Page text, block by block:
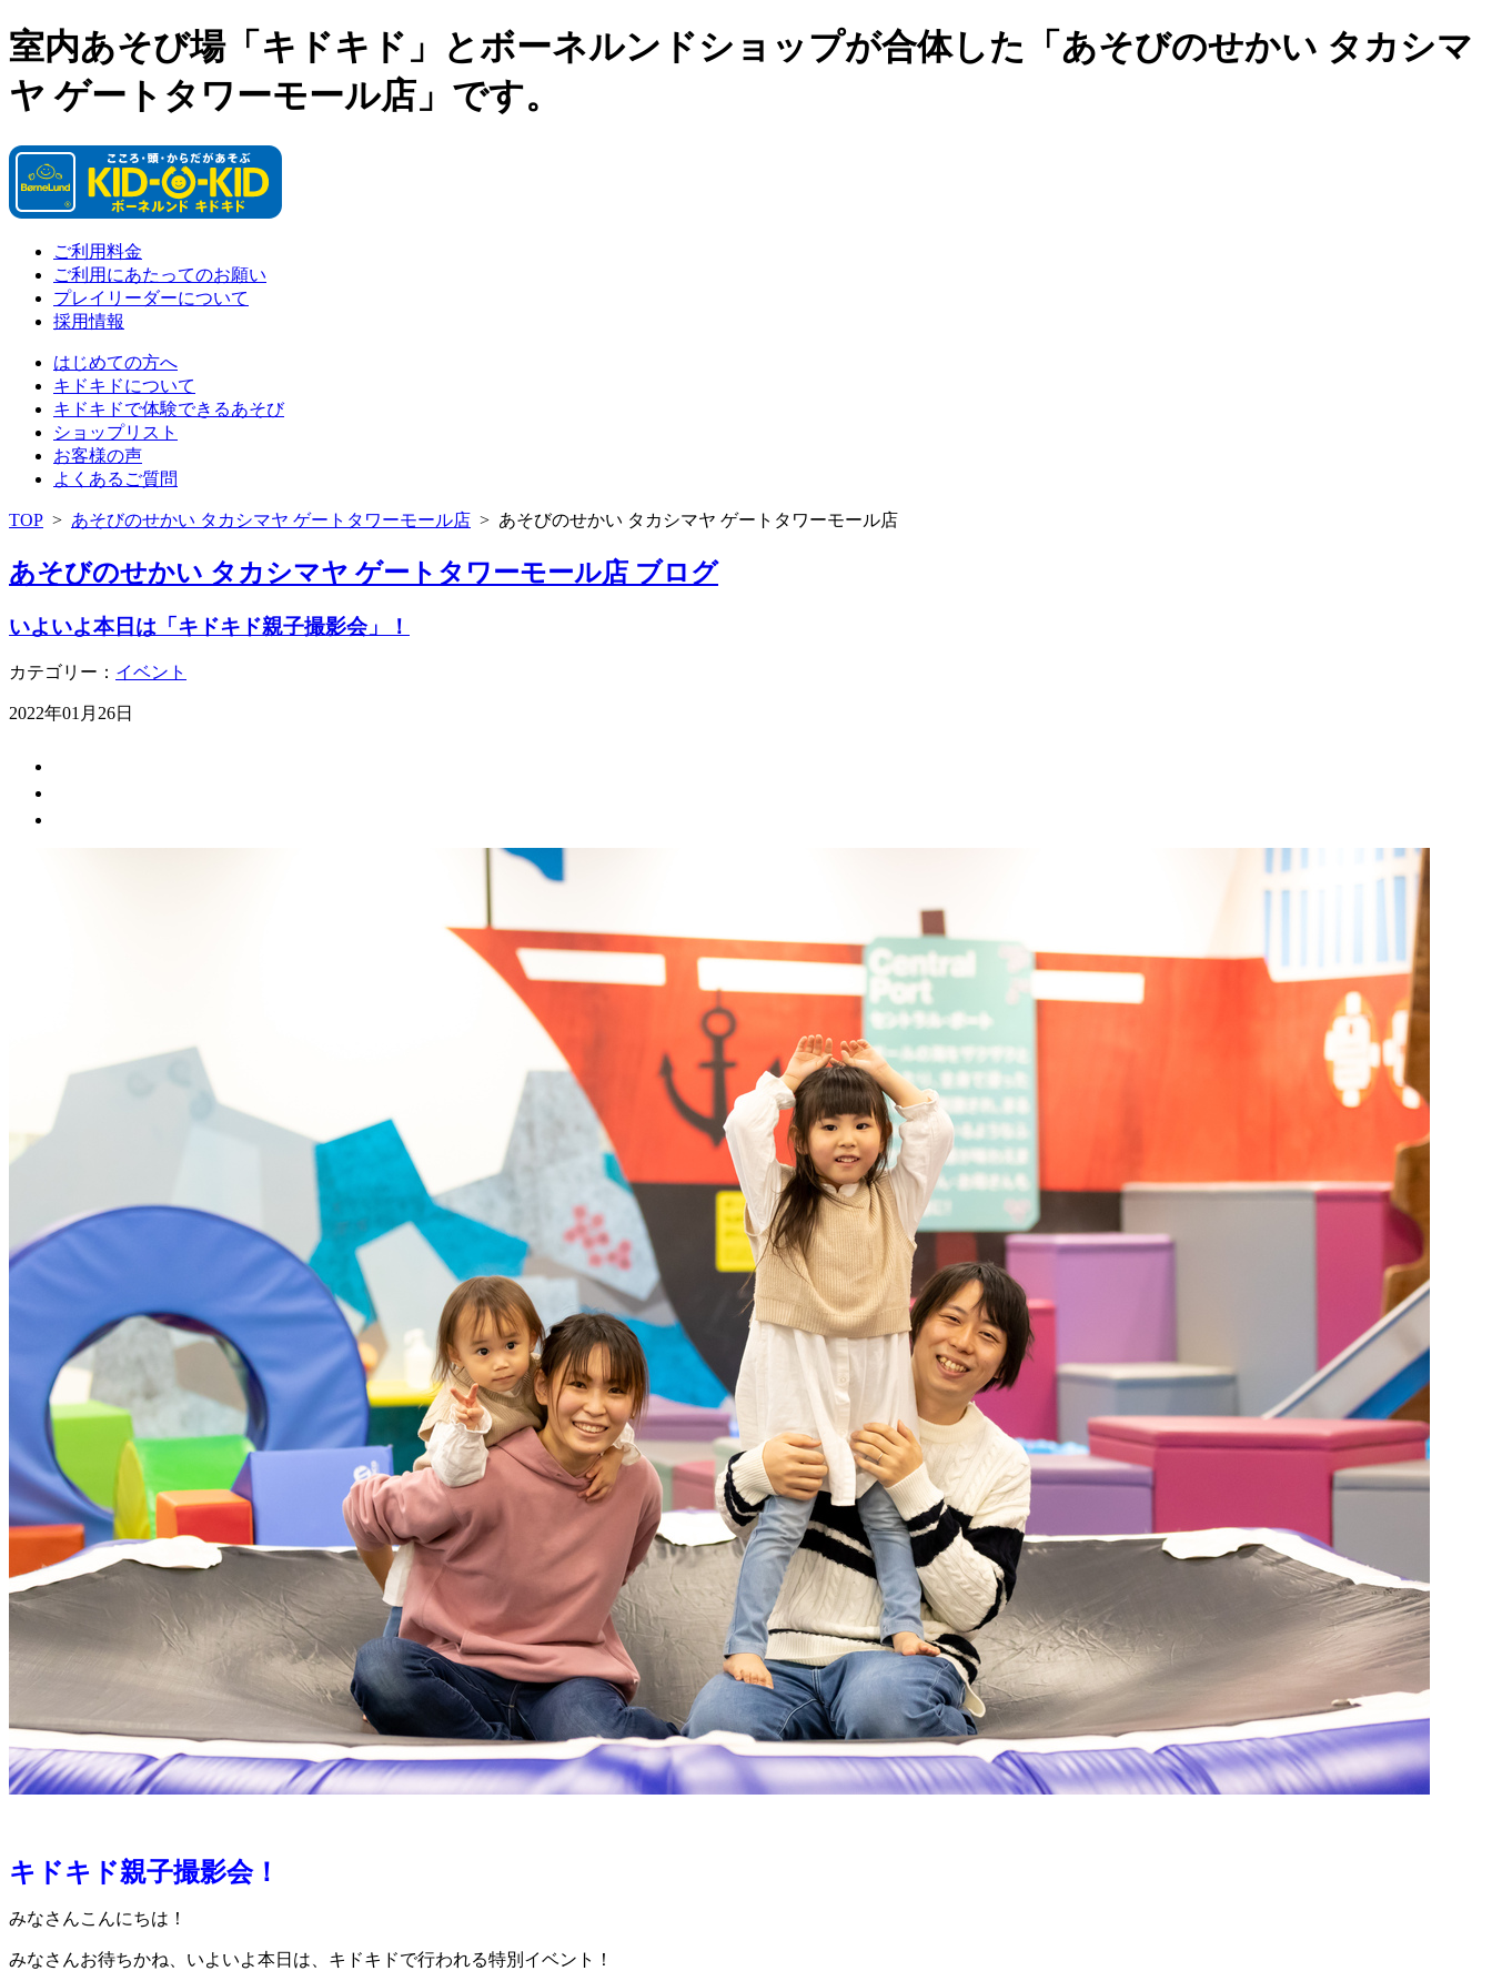
室内あそび場「キドキド」とボーネルンドショップが合体した「あそびのせかい タカシマ
ヤ ゲートタワーモール店」です。
ご利用料金
ご利用にあたってのお願い
プレイリーダーについて
採用情報
はじめての方へ
キドキドについて
キドキドで体験できるあそび
ショップリスト
お客様の声
よくあるご質問
TOP > あそびのせかい タカシマヤ ゲートタワーモール店 > あそびのせかい タカシマヤ ゲートタワーモール店
あそびのせかい タカシマヤ ゲートタワーモール店 ブログ
いよいよ本日は「キドキド親子撮影会」！
カテゴリー： イベント
2022年01月26日
キドキド親子撮影会！
みなさんこんにちは！
みなさんお待ちかね、いよいよ本日は、キドキドで行われる特別イベント！